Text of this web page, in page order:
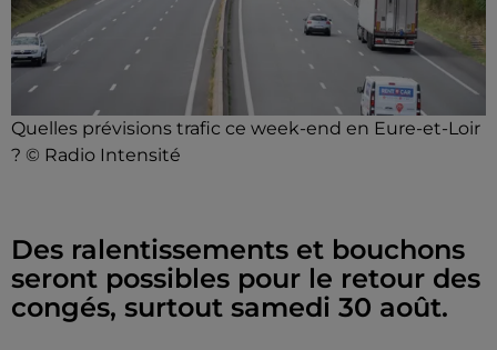
Quelles prévisions trafic ce week-end en Eure-et-Loir
? © Radio Intensité
Des ralentissements et bouchons
seront possibles pour le retour des
congés, surtout samedi 30 août.